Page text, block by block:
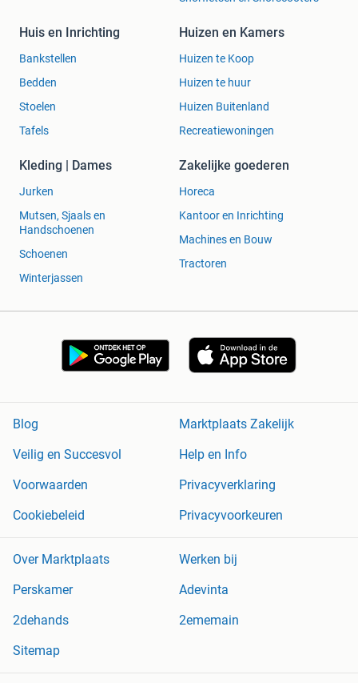
Huis en Inrichting
Bankstellen
Bedden
Stoelen
Tafels
Huizen en Kamers
Huizen te Koop
Huizen te huur
Huizen Buitenland
Recreatiewoningen
Kleding | Dames
Jurken
Mutsen, Sjaals en
Handschoenen
Schoenen
Winterjassen
Zakelijke goederen
Horeca
Kantoor en Inrichting
Machines en Bouw
Tractoren
Blog
Marktplaats Zakelijk
Veilig en Succesvol
Help en Info
Voorwaarden
Privacyverklaring
Cookiebeleid
Privacyvoorkeuren
Over Marktplaats
Werken bij
Perskamer
Adevinta
2dehands
2ememain
Sitemap